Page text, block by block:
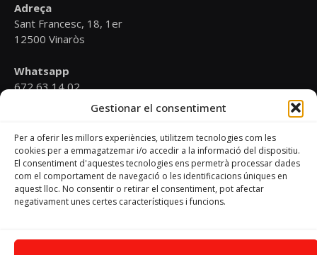
Gestionar el consentiment
Per a oferir les millors experiències, utilitzem tecnologies com les
cookies per a emmagatzemar i/o accedir a la informació del dispositiu.
El consentiment d'aquestes tecnologies ens permetrà processar dades
com el comportament de navegació o les identificacions úniques en
aquest lloc. No consentir o retirar el consentiment, pot afectar
negativament unes certes característiques i funcions.
Adreça
Sant Francesc, 18, 1er
12500 Vinaròs
Whatsapp
672 63 14 02
psoevinaros@gmail.com
Horari
Dilluns de 19:00 a 20:30 h